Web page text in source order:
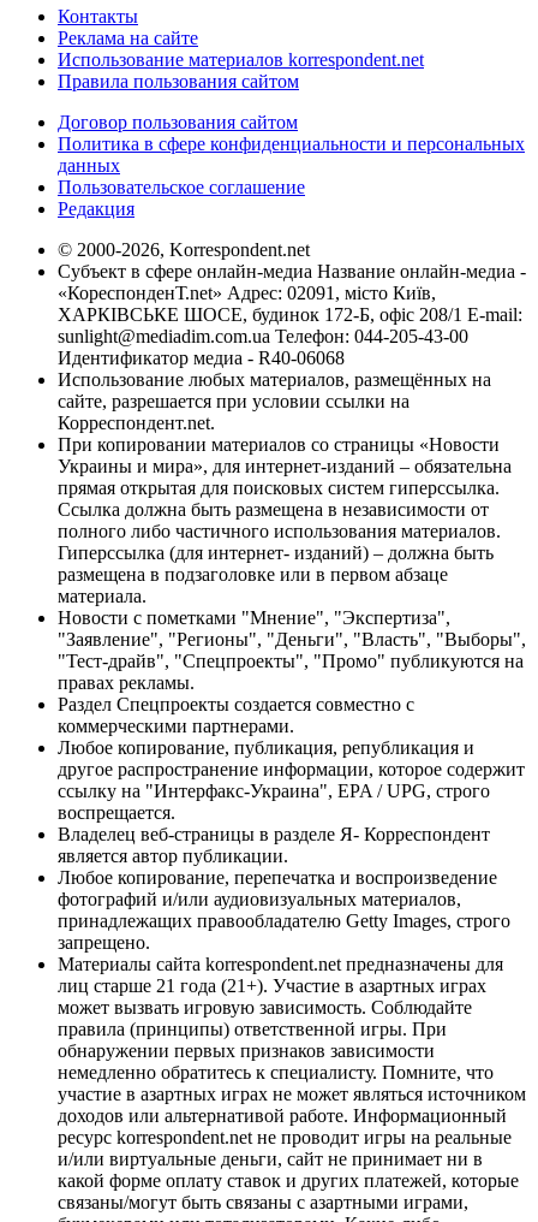
Контакты
Реклама на сайте
Использование материалов korrespondent.net
Правила пользования сайтом
Договор пользования сайтом
Политика в сфере конфиденциальности и персональных
данных
Пользовательское соглашение
Редакция
© 2000-2026, Korrespondent.net
Субъект в сфере онлайн-медиа Название онлайн-медиа -
«КореспонденТ.net» Адрес: 02091, місто Київ,
ХАРКІВСЬКЕ ШОСЕ, будинок 172-Б, офіс 208/1 E-mail:
sunlight@mediadim.com.ua Телефон: 044-205-43-00
Идентификатор медиа - R40-06068
Использование любых материалов, размещённых на
сайте, разрешается при условии ссылки на
Корреспондент.net.
При копировании материалов со страницы «Новости
Украины и мира», для интернет-изданий – обязательна
прямая открытая для поисковых систем гиперссылка.
Ссылка должна быть размещена в независимости от
полного либо частичного использования материалов.
Гиперссылка (для интернет- изданий) – должна быть
размещена в подзаголовке или в первом абзаце
материала.
Новости с пометками "Мнение", "Экспертиза",
"Заявление", "Регионы", "Деньги", "Власть", "Выборы",
"Тест-драйв", "Спецпроекты", "Промо" публикуются на
правах рекламы.
Раздел Спецпроекты создается совместно с
коммерческими партнерами.
Любое копирование, публикация, републикация и
другое распространение информации, которое содержит
ссылку на "Интерфакс-Украина", EPA / UPG, строго
воспрещается.
Владелец веб-страницы в разделе Я- Корреспондент
является автор публикации.
Любое копирование, перепечатка и воспроизведение
фотографий и/или аудиовизуальных материалов,
принадлежащих правообладателю Getty Images, строго
запрещено.
Материалы сайта korrespondent.net предназначены для
лиц старше 21 года (21+). Участие в азартных играх
может вызвать игровую зависимость. Соблюдайте
правила (принципы) ответственной игры. При
обнаружении первых признаков зависимости
немедленно обратитесь к специалисту. Помните, что
участие в азартных играх не может являться источником
доходов или альтернативой работе. Информационный
ресурс korrespondent.net не проводит игры на реальные
и/или виртуальные деньги, сайт не принимает ни в
какой форме оплату ставок и других платежей, которые
связаны/могут быть связаны с азартными играми,